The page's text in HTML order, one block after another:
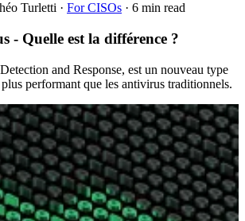
Turletti · For CISOs · 6 min read
- Quelle est la différence ?
and Response, est un nouveau type
performant que les antivirus traditionnels.